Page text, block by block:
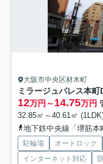
大阪市中央区材木町
ミラージュパレス本
12万円～14.75万円
32.85㎡～40.61㎡
地下鉄中央線「堺筋本
駐輪場 オートロック
インターネット対応